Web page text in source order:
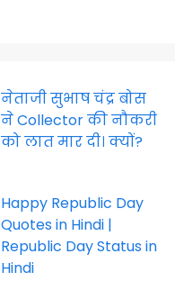
नेताजी सुभाष चंद्र बोस
ने Collector की नौकरी
को लात मार दी। क्यों?
Happy Republic Day
Quotes in Hindi |
Republic Day Status in
Hindi